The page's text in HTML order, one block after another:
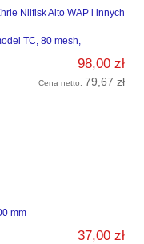
Nilfisk Alto WAP i innych
TC, 80 mesh,
98,00 zł
Cena netto: 79,67 zł
mm
37,00 zł